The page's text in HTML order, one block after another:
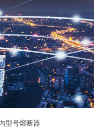
型号熔断器